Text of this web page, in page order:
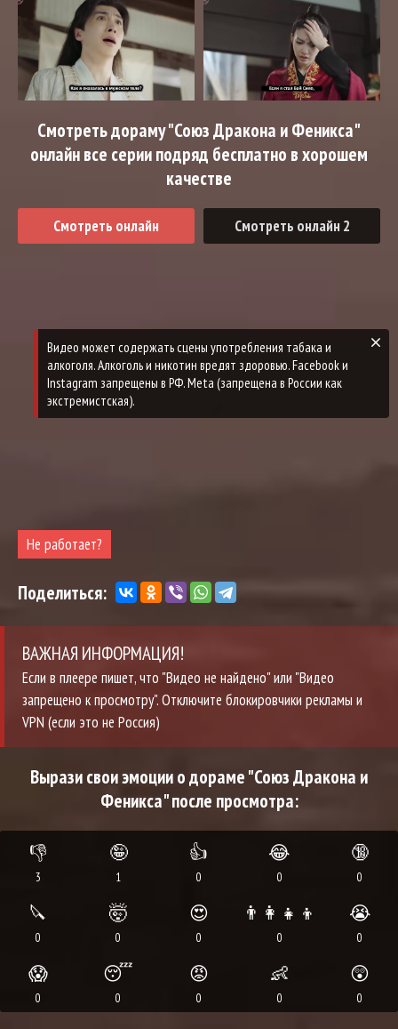
Смотреть дораму "Союз Дракона и Феникса"
онлайн все серии подряд бесплатно в хорошем
качестве
Смотреть онлайн Смотреть онлайн 2
Не работает?
Поделиться:
ВАЖНАЯ ИНФОРМАЦИЯ!
Если в плеере пишет, что "Видео не найдено" или "Видео
запрещено к просмотру". Отключите блокировчики рекламы и
VPN (если это не Россия)
Вырази свои эмоции о дораме "Союз Дракона и
Феникса" после просмотра:
👎
3
🤪
1
👍
0
😂
0
🔞
0
🔪
0
🤯
0
😍
0
👨‍👩‍👧‍👦
0
😭
0
😱
0
😴
0
😡
0
👶
0
😲
0